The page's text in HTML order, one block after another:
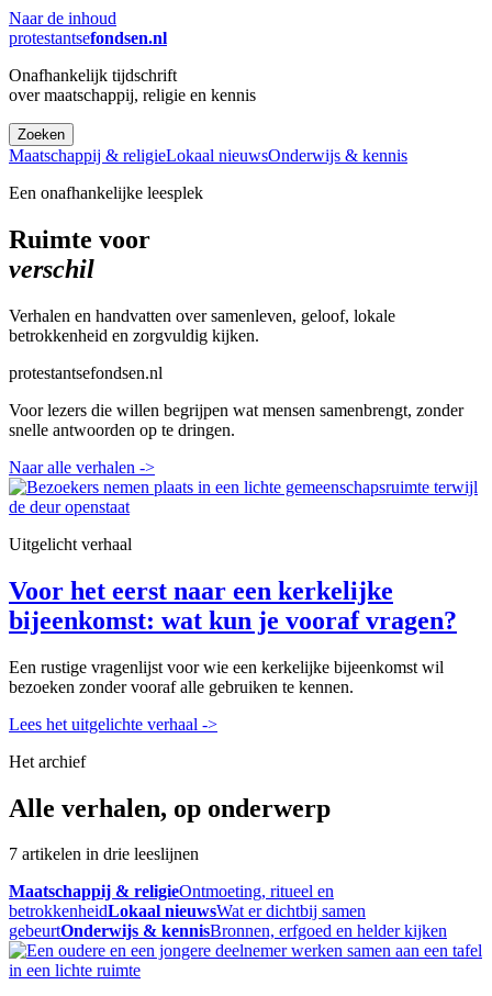
Naar de inhoud
protestantsefondsen.nl
Onafhankelijk tijdschrift
over maatschappij, religie en kennis
Zoeken
Maatschappij & religieLokaal nieuwsOnderwijs & kennis
Een onafhankelijke leesplek
Ruimte voor
verschil
Verhalen en handvatten over samenleven, geloof, lokale
betrokkenheid en zorgvuldig kijken.
protestantsefondsen.nl
Voor lezers die willen begrijpen wat mensen samenbrengt, zonder
snelle antwoorden op te dringen.
Naar alle verhalen ->
Uitgelicht verhaal
Voor het eerst naar een kerkelijke
bijeenkomst: wat kun je vooraf vragen?
Een rustige vragenlijst voor wie een kerkelijke bijeenkomst wil
bezoeken zonder vooraf alle gebruiken te kennen.
Lees het uitgelichte verhaal ->
Het archief
Alle verhalen, op onderwerp
7 artikelen in drie leeslijnen
Maatschappij & religieOntmoeting, ritueel en
betrokkenheidLokaal nieuwsWat er dichtbij samen
gebeurtOnderwijs & kennisBronnen, erfgoed en helder kijken